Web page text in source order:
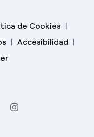
de Cookies
Accesibilidad